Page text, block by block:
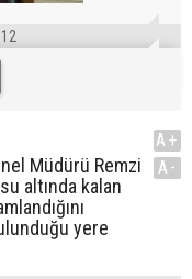
Müdürü Remzi
altında kalan
yere
A+
A-